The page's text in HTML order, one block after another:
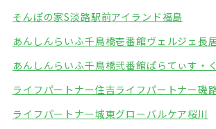
そんぽの家S淡路駅前アイランド福島
あんしんらいふ千鳥橋壱番館ヴェルジェ長
あんしんらいふ千鳥橋弐番館ぱらてぃす・
ライフパートナー住吉ライフパートナー磯
ライフパートナー城東グローバルケア桜川